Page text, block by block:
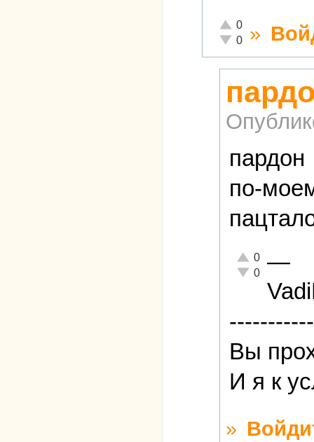
Отлично!
0
Неадекватно!
0 »
пардон
по-
Отлично!
0
Неадекватно!
0 —
Вы
И я к
»